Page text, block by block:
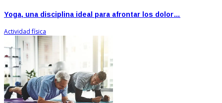
Yoga, una disciplina ideal para afrontar los dolor…
Actividad física